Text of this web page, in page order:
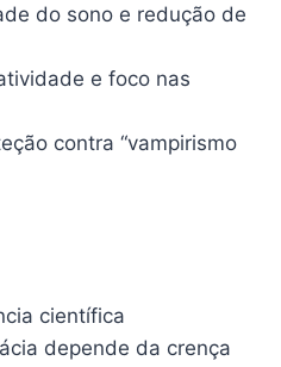
do sono e redução de
e foco nas
contra “vampirismo
científica
depende da crença